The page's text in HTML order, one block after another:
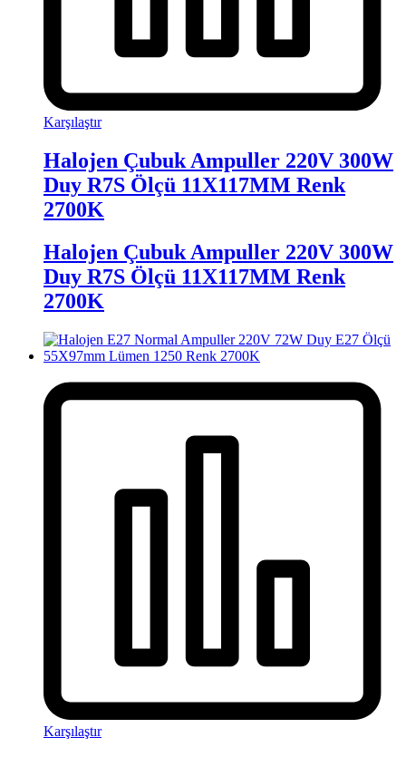
Karşılaştır
Halojen Çubuk Ampuller 220V 300W
Duy R7S Ölçü 11X117MM Renk
2700K
Halojen Çubuk Ampuller 220V 300W
Duy R7S Ölçü 11X117MM Renk
2700K
Karşılaştır